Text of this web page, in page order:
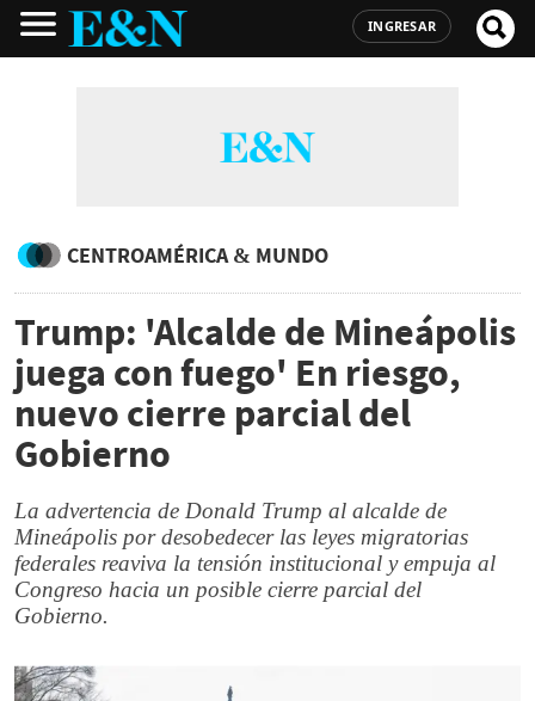
INGRESAR
CENTROAMÉRICA & MUNDO
Trump: 'Alcalde de Mineápolis
juega con fuego' En riesgo,
nuevo cierre parcial del
Gobierno
La advertencia de Donald Trump al alcalde de
Mineápolis por desobedecer las leyes migratorias
federales reaviva la tensión institucional y empuja al
Congreso hacia un posible cierre parcial del
Gobierno.